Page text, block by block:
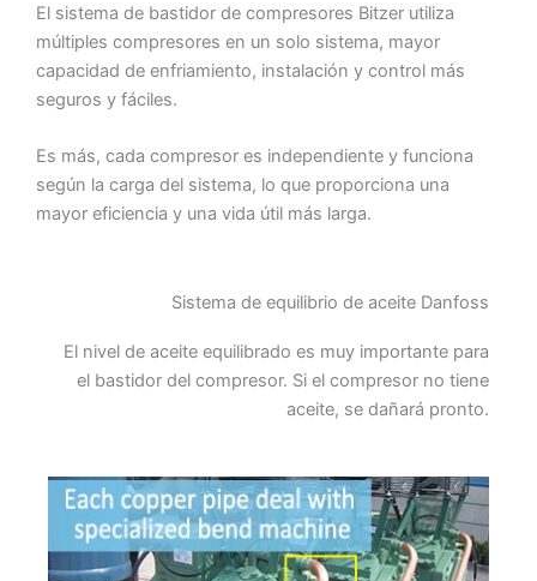
El sistema de bastidor de compresores Bitzer utiliza
múltiples compresores en un solo sistema, mayor
capacidad de enfriamiento, instalación y control más
seguros y fáciles.
Es más, cada compresor es independiente y funciona
según la carga del sistema, lo que proporciona una
mayor eficiencia y una vida útil más larga.
Sistema de equilibrio de aceite Danfoss
El nivel de aceite equilibrado es muy importante para
el bastidor del compresor. Si el compresor no tiene
aceite, se dañará pronto.